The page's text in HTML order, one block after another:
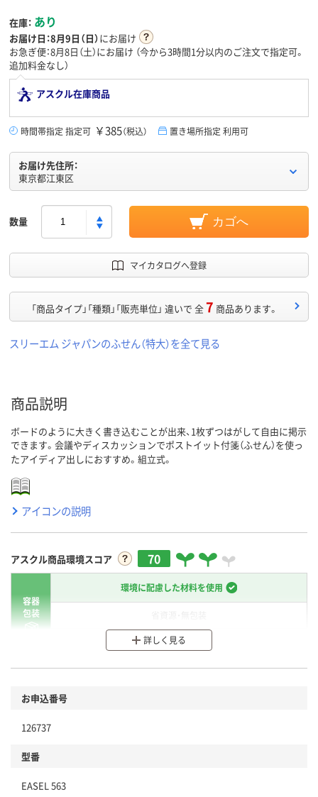
在庫： あり
お届け日：8月9日（日）にお届け
お急ぎ便：8月8日（土）にお届け （今から3時間1分以内のご注文で指定可。
追加料金なし）
アスクル在庫商品
時間帯指定 指定可 ￥385（税込） 置き場所指定 利用可
お届け先住所：
東京都江東区
数量 カゴへ
マイカタログへ登録
「商品タイプ」「種類」「販売単位」 違いで 全7 商品あります。
スリーエム ジャパンのふせん（特大）を全て見る
商品説明
ボードのように大きく書き込むことが出来、1枚ずつはがして自由に掲示
できます。会議やディスカッションでポストイット付箋（ふせん）を使っ
たアイディア出しにおすすめ。組立式。
アイコンの説明
アスクル商品環境スコア 70
容器
包装
環境に配慮した材料を使用
分別・リサイクルしやすい設計
商品
本体
仕組
詳しく見る
お申込番号
126737
型番
EASEL 563